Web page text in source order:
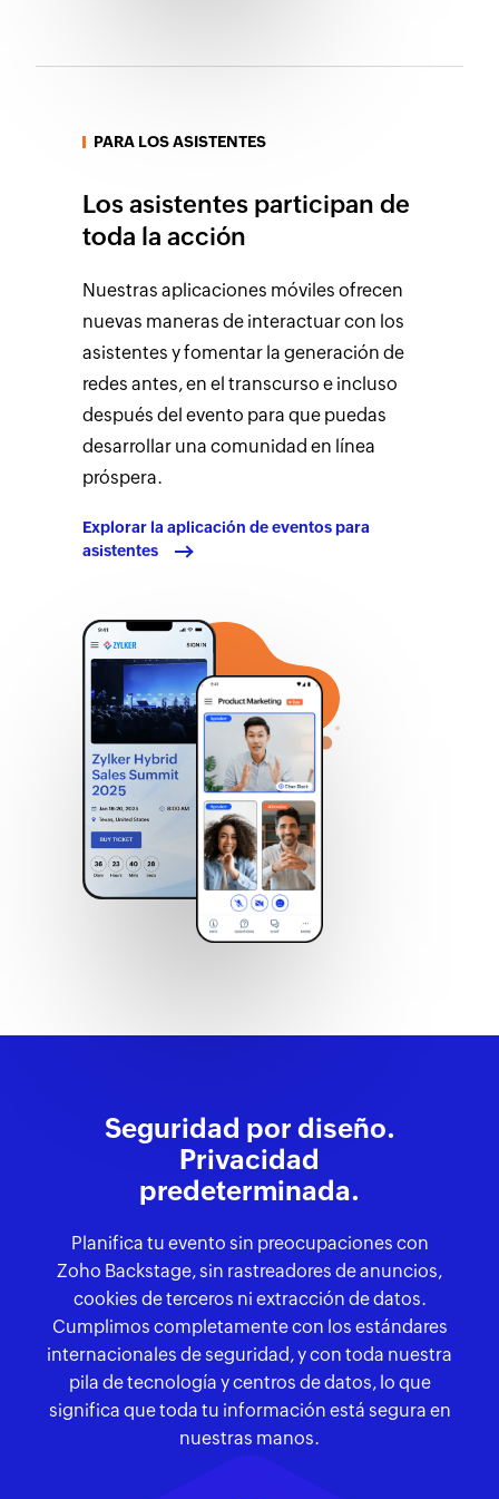
PARA LOS ASISTENTES
Los asistentes participan de
toda la acción
Nuestras aplicaciones móviles ofrecen
nuevas maneras de interactuar con los
asistentes y fomentar la generación de
redes antes, en el transcurso e incluso
después del evento para que puedas
desarrollar una comunidad en línea
próspera.
Explorar la aplicación de eventos para
asistentes
Seguridad por diseño.
Privacidad
predeterminada.
Planifica tu evento sin preocupaciones con
Zoho Backstage, sin rastreadores de anuncios,
cookies de terceros ni extracción de datos.
Cumplimos completamente con los estándares
internacionales de seguridad, y con toda nuestra
pila de tecnología y centros de datos, lo que
significa que toda tu información está segura en
nuestras manos.